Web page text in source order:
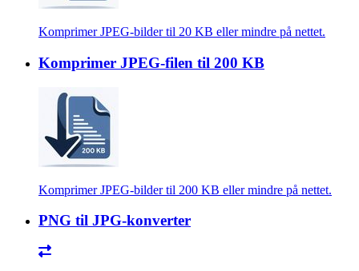
Komprimer JPEG-bilder til 20 KB eller mindre på nettet.
Komprimer JPEG-filen til 200 KB
Komprimer JPEG-bilder til 200 KB eller mindre på nettet.
PNG til JPG-konverter